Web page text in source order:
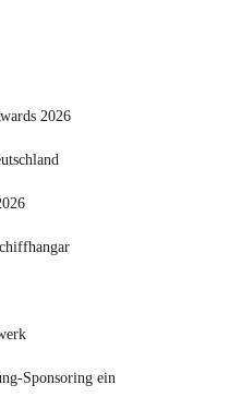
2026
Sponsoring ein